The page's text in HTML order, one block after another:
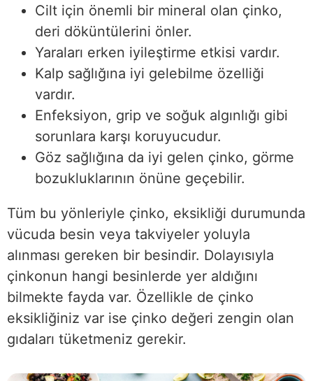
Cilt için önemli bir mineral olan çinko,
deri döküntülerini önler.
Yaraları erken iyileştirme etkisi vardır.
Kalp sağlığına iyi gelebilme özelliği
vardır.
Enfeksiyon, grip ve soğuk algınlığı gibi
sorunlara karşı koruyucudur.
Göz sağlığına da iyi gelen çinko, görme
bozukluklarının önüne geçebilir.
Tüm bu yönleriyle çinko, eksikliği durumunda
vücuda besin veya takviyeler yoluyla
alınması gereken bir besindir. Dolayısıyla
çinkonun hangi besinlerde yer aldığını
bilmekte fayda var. Özellikle de çinko
eksikliğiniz var ise çinko değeri zengin olan
gıdaları tüketmeniz gerekir.